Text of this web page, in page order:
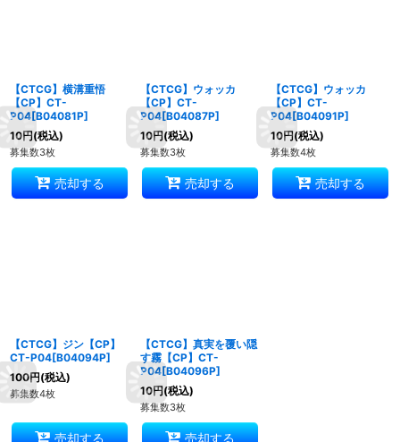
【CTCG】横溝重悟
【CP】CT-
P04[B04081P]
10円(税込)
募集数3枚
売却する
【CTCG】ウォッカ
【CP】CT-
P04[B04087P]
10円(税込)
募集数3枚
売却する
【CTCG】ウォッカ
【CP】CT-
P04[B04091P]
10円(税込)
募集数4枚
売却する
【CTCG】ジン【CP】
CT-P04[B04094P]
100円(税込)
募集数4枚
売却する
【CTCG】真実を覆い隠
す霧【CP】CT-
P04[B04096P]
10円(税込)
募集数3枚
売却する